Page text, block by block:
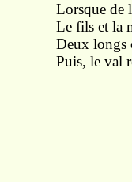
de
fils et la
longs cris
le val